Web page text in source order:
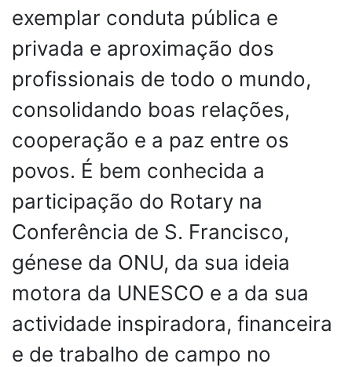
exemplar conduta pública e
privada e aproximação dos
profissionais de todo o mundo,
consolidando boas relações,
cooperação e a paz entre os
povos. É bem conhecida a
participação do Rotary na
Conferência de S. Francisco,
génese da ONU, da sua ideia
motora da UNESCO e a da sua
actividade inspiradora, financeira
e de trabalho de campo no